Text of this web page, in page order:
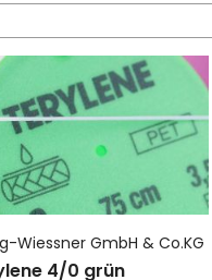
Wiessner GmbH & Co.KG
4/0 grün